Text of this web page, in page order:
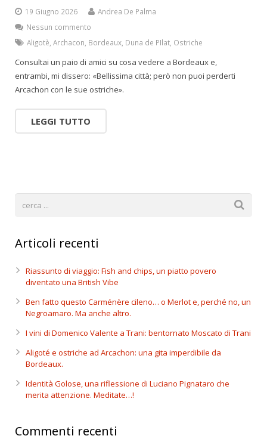
19 Giugno 2026
Andrea De Palma
Nessun commento
Aligotè Archacon Bordeaux Duna de PIlat Ostriche
Consultai un paio di amici su cosa vedere a Bordeaux e,
entrambi, mi dissero: «Bellissima città; però non puoi perderti
Arcachon con le sue ostriche».
LEGGI TUTTO
Articoli recenti
Riassunto di viaggio: Fish and chips, un piatto povero
diventato una British Vibe
Ben fatto questo Carménère cileno… o Merlot e, perché no, un
Negroamaro. Ma anche altro.
I vini di Domenico Valente a Trani: bentornato Moscato di Trani
Aligoté e ostriche ad Arcachon: una gita imperdibile da
Bordeaux.
Identità Golose, una riflessione di Luciano Pignataro che
merita attenzione. Meditate…!
Commenti recenti